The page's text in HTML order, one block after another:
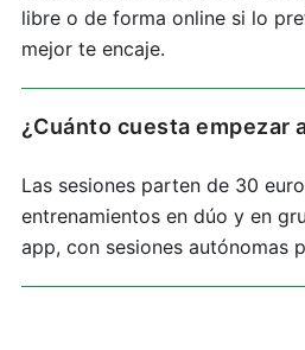
libre o de forma online si lo
mejor te encaje.
¿Cuánto cuesta empezar
Las sesiones parten de 30
entrenamientos en dúo y en
app, con sesiones autónomas